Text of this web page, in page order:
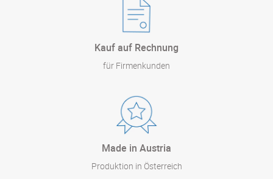
Kauf auf Rechnung
für Firmenkunden
Made in Austria
Produktion in Österreich